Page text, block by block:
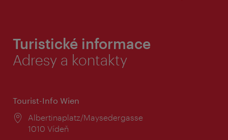
Turistické informace
Adresy a kontakty
Tourist-Info Wien
Místo:
Albertinaplatz/Maysedergasse
1010 Vídeň